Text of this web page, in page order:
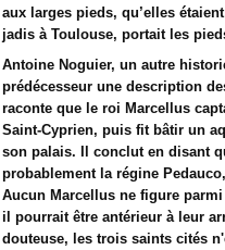
aux larges pieds, qu’elles
jadis à Toulouse, portait les
Antoine Noguier, un autre
prédécesseur une description
raconte que le roi Marcellus
Saint-Cyprien, puis fit bâtir un
son palais. Il conclut en disant
probablement la régine
Aucun Marcellus ne figure
il pourrait être antérieur à leur
douteuse, les trois saints cités